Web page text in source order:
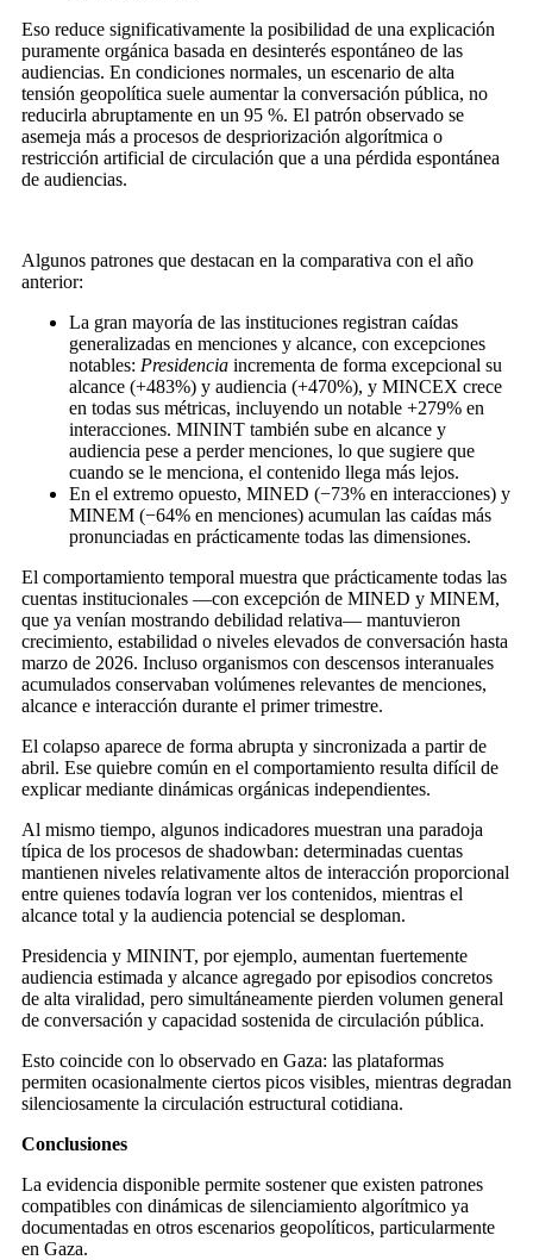
Eso reduce significativamente la posibilidad de una explicación
puramente orgánica basada en desinterés espontáneo de las
audiencias. En condiciones normales, un escenario de alta
tensión geopolítica suele aumentar la conversación pública, no
reducirla abruptamente en un 95 %. El patrón observado se
asemeja más a procesos de despriorización algorítmica o
restricción artificial de circulación que a una pérdida espontánea
de audiencias.
Algunos patrones que destacan en la comparativa con el año
anterior:
La gran mayoría de las instituciones registran caídas
generalizadas en menciones y alcance, con excepciones
notables: Presidencia incrementa de forma excepcional su
alcance (+483%) y audiencia (+470%), y MINCEX crece
en todas sus métricas, incluyendo un notable +279% en
interacciones. MININT también sube en alcance y
audiencia pese a perder menciones, lo que sugiere que
cuando se le menciona, el contenido llega más lejos.
En el extremo opuesto, MINED (−73% en interacciones) y
MINEM (−64% en menciones) acumulan las caídas más
pronunciadas en prácticamente todas las dimensiones.
El comportamiento temporal muestra que prácticamente todas las
cuentas institucionales —con excepción de MINED y MINEM,
que ya venían mostrando debilidad relativa— mantuvieron
crecimiento, estabilidad o niveles elevados de conversación hasta
marzo de 2026. Incluso organismos con descensos interanuales
acumulados conservaban volúmenes relevantes de menciones,
alcance e interacción durante el primer trimestre.
El colapso aparece de forma abrupta y sincronizada a partir de
abril. Ese quiebre común en el comportamiento resulta difícil de
explicar mediante dinámicas orgánicas independientes.
Al mismo tiempo, algunos indicadores muestran una paradoja
típica de los procesos de shadowban: determinadas cuentas
mantienen niveles relativamente altos de interacción proporcional
entre quienes todavía logran ver los contenidos, mientras el
alcance total y la audiencia potencial se desploman.
Presidencia y MININT, por ejemplo, aumentan fuertemente
audiencia estimada y alcance agregado por episodios concretos
de alta viralidad, pero simultáneamente pierden volumen general
de conversación y capacidad sostenida de circulación pública.
Esto coincide con lo observado en Gaza: las plataformas
permiten ocasionalmente ciertos picos visibles, mientras degradan
silenciosamente la circulación estructural cotidiana.
Conclusiones
La evidencia disponible permite sostener que existen patrones
compatibles con dinámicas de silenciamiento algorítmico ya
documentadas en otros escenarios geopolíticos, particularmente
en Gaza.